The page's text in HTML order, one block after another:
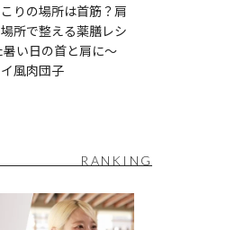
りの場所は首筋？肩
所で整える薬膳レシ
暑い日の首と肩に〜
風肉団子
RANKING